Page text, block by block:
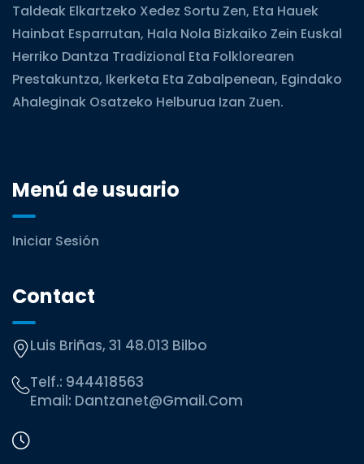
Taldeak Elkartzeko Xedez Sortu Zen, Eta Hauek
Hainbat Esparrutan, Hala Nola Bizkaiko Zein Euskal
Herriko Dantza Tradizional Eta Folklorearen
Prestakuntza, Ikerketa Eta Zabalpenean, Egindako
Ahaleginak Osatzeko Helburua Izan Zuen.
Menú de usuario
Iniciar Sesión
Contact
Luis Briñas, 31 48.013 Bilbo
Telf.: 944418563
Email: Dantzanet@gmail.com